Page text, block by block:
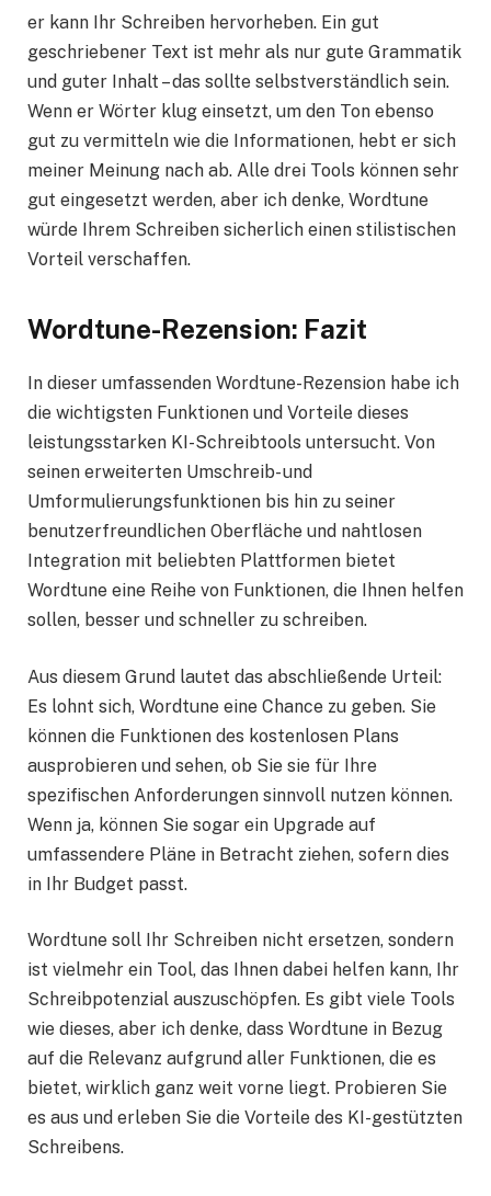
er kann Ihr Schreiben hervorheben. Ein gut
geschriebener Text ist mehr als nur gute Grammatik
und guter Inhalt – das sollte selbstverständlich sein.
Wenn er Wörter klug einsetzt, um den Ton ebenso
gut zu vermitteln wie die Informationen, hebt er sich
meiner Meinung nach ab. Alle drei Tools können sehr
gut eingesetzt werden, aber ich denke, Wordtune
würde Ihrem Schreiben sicherlich einen stilistischen
Vorteil verschaffen.
Wordtune-Rezension: Fazit
In dieser umfassenden Wordtune-Rezension habe ich
die wichtigsten Funktionen und Vorteile dieses
leistungsstarken KI-Schreibtools untersucht. Von
seinen erweiterten Umschreib- und
Umformulierungsfunktionen bis hin zu seiner
benutzerfreundlichen Oberfläche und nahtlosen
Integration mit beliebten Plattformen bietet
Wordtune eine Reihe von Funktionen, die Ihnen helfen
sollen, besser und schneller zu schreiben.
Aus diesem Grund lautet das abschließende Urteil:
Es lohnt sich, Wordtune eine Chance zu geben. Sie
können die Funktionen des kostenlosen Plans
ausprobieren und sehen, ob Sie sie für Ihre
spezifischen Anforderungen sinnvoll nutzen können.
Wenn ja, können Sie sogar ein Upgrade auf
umfassendere Pläne in Betracht ziehen, sofern dies
in Ihr Budget passt.
Wordtune soll Ihr Schreiben nicht ersetzen, sondern
ist vielmehr ein Tool, das Ihnen dabei helfen kann, Ihr
Schreibpotenzial auszuschöpfen. Es gibt viele Tools
wie dieses, aber ich denke, dass Wordtune in Bezug
auf die Relevanz aufgrund aller Funktionen, die es
bietet, wirklich ganz weit vorne liegt. Probieren Sie
es aus und erleben Sie die Vorteile des KI-gestützten
Schreibens.